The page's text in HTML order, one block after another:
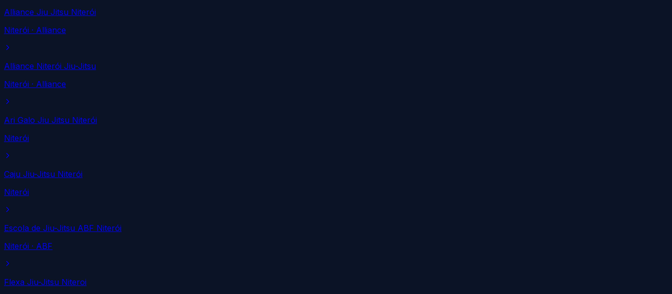
Alliance Jiu Jitsu Niterói
Niterói · Alliance
Alliance Niterói Jiu-Jitsu
Niterói · Alliance
Ari Galo Jiu Jitsu Niterói
Niterói
Caju Jiu-Jitsu Niterói
Niterói
Escola de Jiu-Jitsu ABF Niterói
Niterói · ABF
Flexa Jiu-Jitsu Niteroi